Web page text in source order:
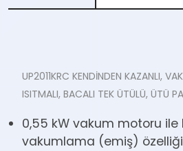
UP2011KRC KENDİNDEN KAZANLI,
ISITMALI, BACALI TEK ÜTÜLÜ, ÜTÜ
0,55 kW vakum motoru ile
vakumlama (emiş) özelliği